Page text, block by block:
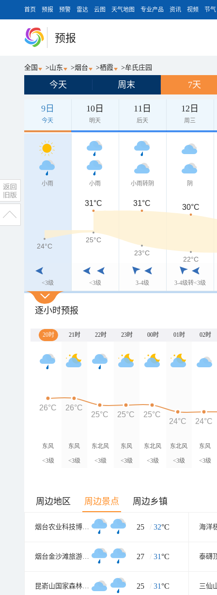
首页 预报 预警 雷达 云图 天气地图 专业产品 资讯 视频 节气
预报
全国 >山东 >烟台 >栖霞 >牟氏庄园
今天 周末 7天
9日
今天
10日
明天
11日
后天
12日
周三
小雨
<3级
小雨
<3级
小雨转阴
3-4级
阴
3-4级转<3级
31°C 31°C 30°C
24°C
25°C
23°C
22°C
逐小时预报
20时 21时 22时 23时 00时 01时 02时
东风
<3级
东风
<3级
东北风
<3级
东风
<3级
东北风
<3级
东北风
<3级
东风
<3级
26°C
26°C
25°C
25°C
25°C
24°C
24°C
周边地区 周边景点 周边乡镇
烟台农业科技博览园 25 / 32°C 海洋
烟台金沙滩旅游度假区 27 / 31°C 泰礴
昆嵛山国家森林公园 25 / 31°C 三仙